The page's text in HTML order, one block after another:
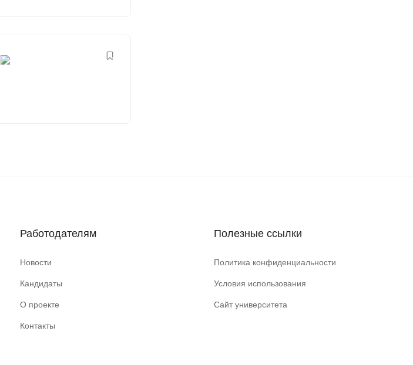
Работодателям
Новости
Кандидаты
О проекте
Контакты
Полезные ссылки
Политика конфиденциальности
Условия использования
Сайт университета